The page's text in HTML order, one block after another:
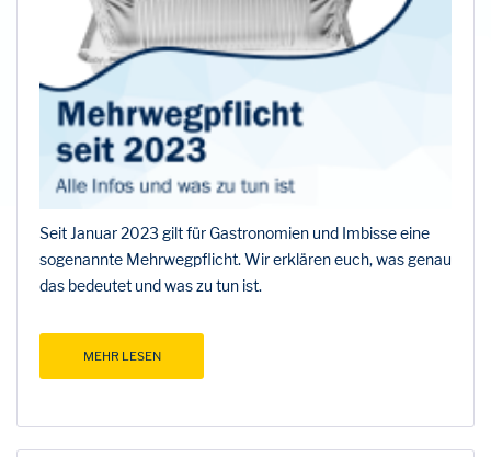
Seit Januar 2023 gilt für Gastronomien und Imbisse eine
sogenannte Mehrwegpflicht. Wir erklären euch, was genau
das bedeutet und was zu tun ist.
MEHR LESEN